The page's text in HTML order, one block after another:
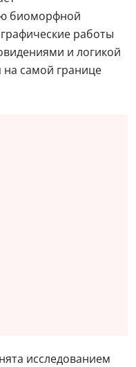
биоморфной
работы
и логикой
на самой границе
исследованием